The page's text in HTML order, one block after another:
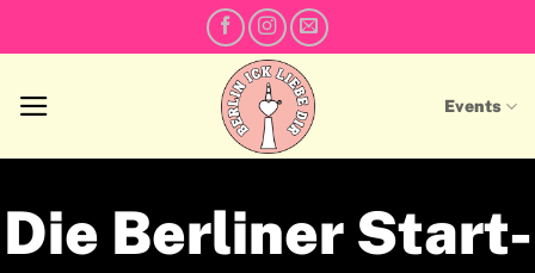
to
Events
Die Berliner Start-